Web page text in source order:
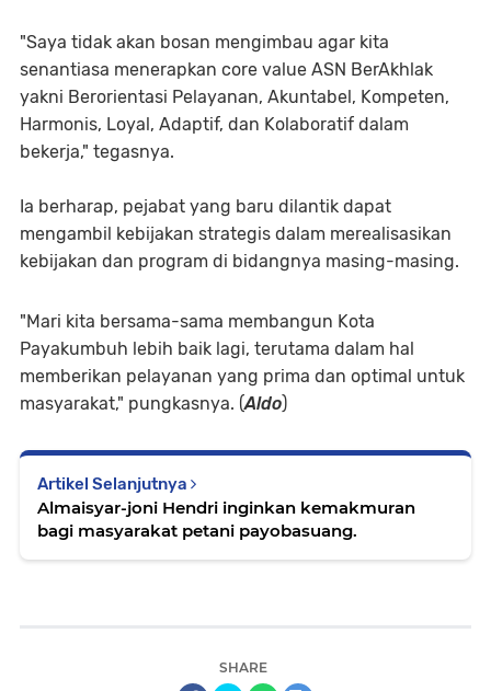
"Saya tidak akan bosan mengimbau agar kita
senantiasa menerapkan core value ASN BerAkhlak
yakni Berorientasi Pelayanan, Akuntabel, Kompeten,
Harmonis, Loyal, Adaptif, dan Kolaboratif dalam
bekerja," tegasnya.
Ia berharap, pejabat yang baru dilantik dapat
mengambil kebijakan strategis dalam merealisasikan
kebijakan dan program di bidangnya masing-masing.
"Mari kita bersama-sama membangun Kota
Payakumbuh lebih baik lagi, terutama dalam hal
memberikan pelayanan yang prima dan optimal untuk
masyarakat," pungkasnya. (Aldo)
Artikel Selanjutnya
Almaisyar-joni Hendri inginkan kemakmuran
bagi masyarakat petani payobasuang.
SHARE